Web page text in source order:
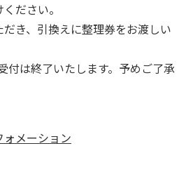
ださい。
き、引換えに整理券をお渡しい
付は終了いたします。予めご了承
ォメーション